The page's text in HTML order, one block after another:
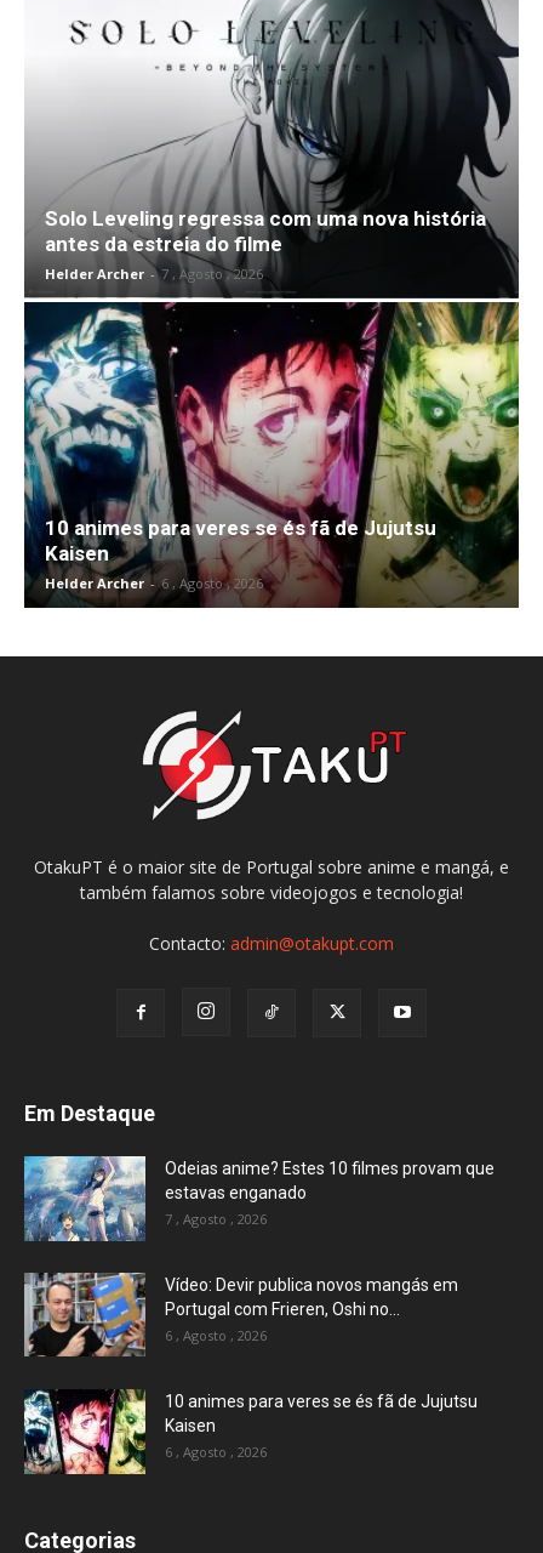
Solo Leveling regressa com uma nova história
antes da estreia do filme
Helder Archer - 7 , Agosto , 2026
10 animes para veres se és fã de Jujutsu
Kaisen
Helder Archer - 6 , Agosto , 2026
OtakuPT é o maior site de Portugal sobre anime e mangá, e
também falamos sobre videojogos e tecnologia!
Contacto: admin@otakupt.com
Em Destaque
Odeias anime? Estes 10 filmes provam que
estavas enganado
7 , Agosto , 2026
Vídeo: Devir publica novos mangás em
Portugal com Frieren, Oshi no...
6 , Agosto , 2026
10 animes para veres se és fã de Jujutsu
Kaisen
6 , Agosto , 2026
Categorias